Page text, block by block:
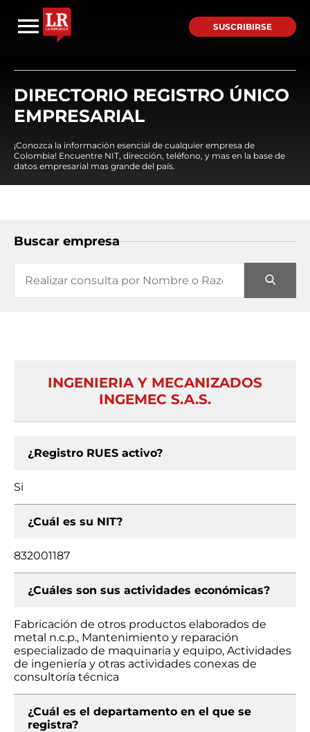
SUSCRIBIRSE
DIRECTORIO REGISTRO ÚNICO
EMPRESARIAL
¡Conozca la información esencial de cualquier empresa de
Colombia! Encuentre NIT, dirección, teléfono, y mas en la base de
datos empresarial mas grande del país.
Buscar empresa
INGENIERIA Y MECANIZADOS
INGEMEC S.A.S.
¿Registro RUES activo?
Si
¿Cuál es su NIT?
832001187
¿Cuáles son sus actividades económicas?
Fabricación de otros productos elaborados de
metal n.c.p., Mantenimiento y reparación
especializado de maquinaria y equipo, Actividades
de ingeniería y otras actividades conexas de
consultoría técnica
¿Cuál es el departamento en el que se
registra?